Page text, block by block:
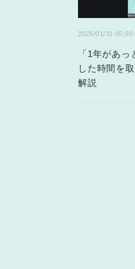
2025/01/31
「1年があ
した時間を
解説